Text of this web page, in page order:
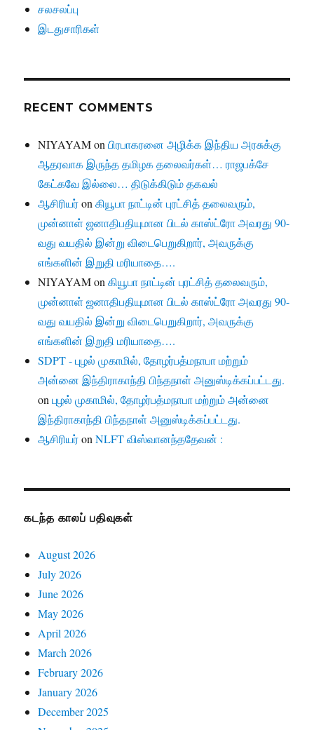
சலசலப்பு
இடதுசாரிகள்
RECENT COMMENTS
NIYAYAMonபிரபாகரனை அழிக்க இந்திய அரசுக்கு
ஆதரவாக இருந்த தமிழக தலைவர்கள்… ராஜபக்சே
கேட்கவே இல்லை… திடுக்கிடும் தகவல்
ஆசிரியர்onகியூபா நாட்டின் புரட்சித் தலைவரும்,
முன்னாள் ஜனாதிபதியுமான பிடல் காஸ்ட்ரோ அவரது 90-
வது வயதில் இன்று விடைபெறுகிறார், அவருக்கு
எங்களின் இறுதி மரியாதை….
NIYAYAMonகியூபா நாட்டின் புரட்சித் தலைவரும்,
முன்னாள் ஜனாதிபதியுமான பிடல் காஸ்ட்ரோ அவரது 90-
வது வயதில் இன்று விடைபெறுகிறார், அவருக்கு
எங்களின் இறுதி மரியாதை….
SDPT - புழல் முகாமில், தோழர்பத்மநாபா மற்றும்
அன்னை இந்திராகாந்தி பிந்தநாள் அனுஸ்டிக்கப்பட்டது.
onபுழல் முகாமில், தோழர்பத்மநாபா மற்றும் அன்னை
இந்திராகாந்தி பிந்தநாள் அனுஸ்டிக்கப்பட்டது.
ஆசிரியர்onNLFT விஸ்வானந்ததேவன் :
கடந்த காலப் பதிவுகள்
August 2026
July 2026
June 2026
May 2026
April 2026
March 2026
February 2026
January 2026
December 2025